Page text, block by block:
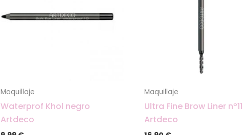
Maquillaje
Waterprof Khol negro
Artdeco
Maquillaje
Ultra Fine Brow Liner nº11
Artdeco